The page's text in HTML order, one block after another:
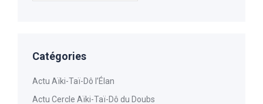
Catégories
Actu Aïki-Taï-Dô l’Élan
Actu Cercle Aïki-Taï-Dô du Doubs